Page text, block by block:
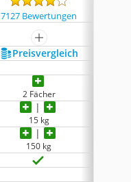
7127 Bewertungen
mehr anzeigen
Preis­vergleich
2 Fächer
15 kg
150 kg